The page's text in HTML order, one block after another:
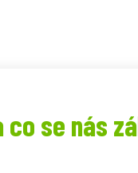
co se nás